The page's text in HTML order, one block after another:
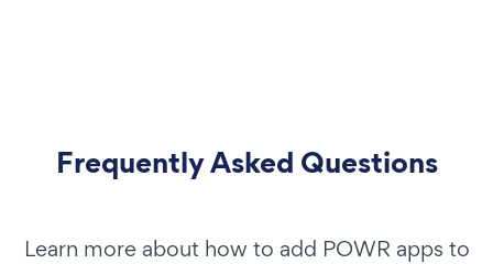
Frequently Asked Questions
Learn more about how to add POWR apps to